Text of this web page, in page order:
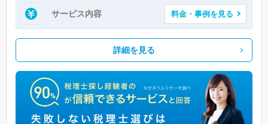
サービス内容 料金・事例を見る
詳細を見る